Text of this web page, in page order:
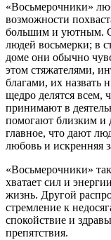
«Восьмерочники»
возможности
большим и уютным.
людей восьмерки; в
доме они обычно
этом стяжателями,
благами, их назвать
щедро делятся всем,
принимают в
помогают близким и
главное, что дают
любовь и искренняя
«Восьмерочники»
хватает сил и
жизнь. Другой
стремление к
спокойствие и
препятствия.